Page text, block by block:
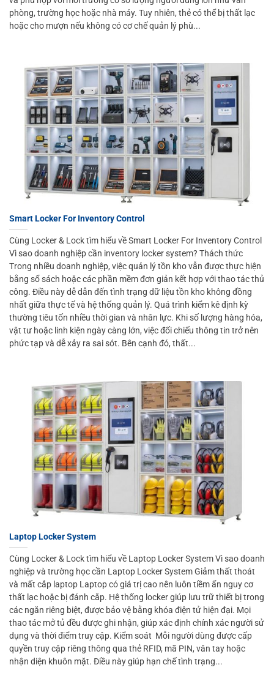
phòng, trường học hoặc nhà máy. Tuy nhiên, thẻ có thể bị thất lạc
hoặc cho mượn nếu không có cơ chế quản lý phù...
Smart Locker For Inventory Control
Cùng Locker & Lock tìm hiểu về Smart Locker For Inventory Control
Vì sao doanh nghiệp cần inventory locker system? Thách thức
Trong nhiều doanh nghiệp, việc quản lý tồn kho vẫn được thực hiện
bằng sổ sách hoặc các phần mềm đơn giản kết hợp với thao tác thủ
công. Điều này dễ dẫn đến tình trạng dữ liệu tồn kho không đồng
nhất giữa thực tế và hệ thống quản lý. Quá trình kiểm kê định kỳ
thường tiêu tốn nhiều thời gian và nhân lực. Khi số lượng hàng hóa,
vật tư hoặc linh kiện ngày càng lớn, việc đối chiếu thông tin trở nên
phức tạp và dễ xảy ra sai sót. Bên cạnh đó, thất...
Laptop Locker System
Cùng Locker & Lock tìm hiểu về Laptop Locker System Vì sao doanh
nghiệp và trường học cần Laptop Locker System Giảm thất thoát
và mất cắp laptop Laptop có giá trị cao nên luôn tiềm ẩn nguy cơ
thất lạc hoặc bị đánh cắp. Hệ thống locker giúp lưu trữ thiết bị trong
các ngăn riêng biệt, được bảo vệ bằng khóa điện tử hiện đại. Mọi
thao tác mở tủ đều được ghi nhận, giúp xác định chính xác người sử
dụng và thời điểm truy cập. Kiểm soát Mỗi người dùng được cấp
quyền truy cập riêng thông qua thẻ RFID, mã PIN, vân tay hoặc
nhận diện khuôn mặt. Điều này giúp hạn chế tình trạng...